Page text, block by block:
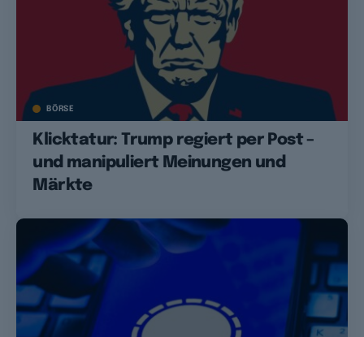
BÖRSE
Klicktatur: Trump regiert per Post –
und manipuliert Meinungen und
Märkte